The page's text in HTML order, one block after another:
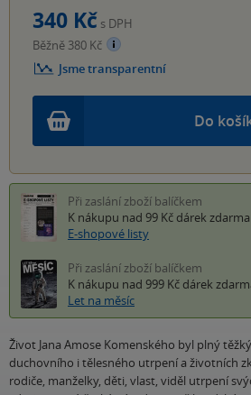
Do
340 Kč s DPH
Běžně 380 Kč
Jsme transparentní
Při zaslání zboží balíčkem
K nákupu nad 99 Kč dárek zdarma
E-shopové listy
Při zaslání zboží balíčkem
K nákupu nad 999 Kč dárek
Let na měsíc
Život Jana Amose Komenského byl plný
duchovního i tělesného utrpení a životních
rodiče, manželky, děti, vlast, viděl utrpení